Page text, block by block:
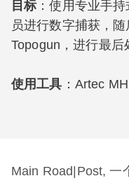
目标：使用专业手
员进行数字捕获，
Topogun，进行最后
使用工具 ：Artec MH
Main Road|Post, 一